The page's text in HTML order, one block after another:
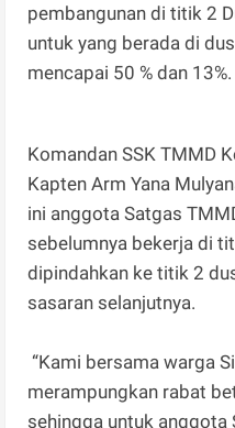
pembangunan di titik 2
untuk yang berada di
mencapai 50 % dan 13%.
Komandan SSK TMMD
Kapten Arm Yana
ini anggota Satgas
sebelumnya bekerja di
dipindahkan ke titik 2
sasaran selanjutnya.
“Kami bersama warga
merampungkan rabat
sehingga untuk anggota